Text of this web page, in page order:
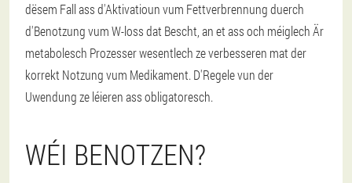
dësem Fall ass d'Aktivatioun vum Fettverbrennung duerch
d'Benotzung vum W-loss dat Bescht, an et ass och méiglech Är
metabolesch Prozesser wesentlech ze verbesseren mat der
korrekt Notzung vum Medikament. D'Regele vun der
Uwendung ze léieren ass obligatoresch.
WÉI BENOTZEN?